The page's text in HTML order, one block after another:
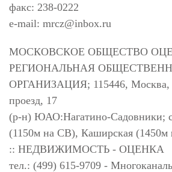
факс: 238-0222
e-mail: mrcz@inbox.ru
МОСКОВСКОЕ ОБЩЕСТВО
РЕГИОНАЛЬНАЯ
ОРГАНИЗАЦИЯ; 115446, Москва,
проезд, 17
(р-н) ЮАО:Нагатино-Садовники;
(1150м на СВ), Каширская
:: НЕДВИЖИМОСТЬ - ОЦЕНКА
тел.: (499) 615-9709 -